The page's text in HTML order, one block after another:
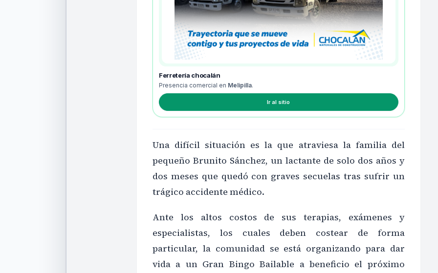
Ferretería chocalán
Presencia comercial en Melipilla.
Ir al sitio
Una difícil situación es la que atraviesa la familia del
pequeño Brunito Sánchez, un lactante de solo dos años y
dos meses que quedó con graves secuelas tras sufrir un
trágico accidente médico.
Ante los altos costos de sus terapias, exámenes y
especialistas, los cuales deben costear de forma
particular, la comunidad se está organizando para dar
vida a un Gran Bingo Bailable a beneficio el próximo